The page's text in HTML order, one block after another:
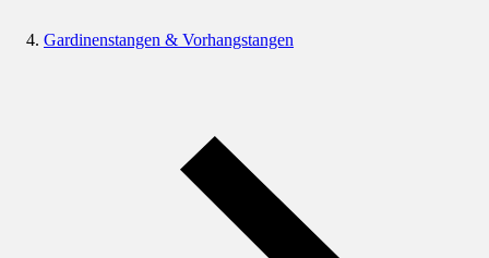
Gardinenstangen & Vorhangstangen